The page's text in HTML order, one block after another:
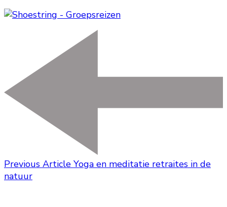
Previous Article Yoga en meditatie retraites in de
natuur